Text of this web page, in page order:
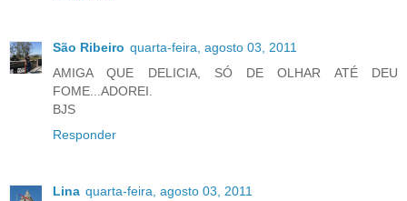
São Ribeiro quarta-feira, agosto 03, 2011
AMIGA QUE DELICIA, SÓ DE OLHAR ATÉ DEU
FOME...ADOREI.
BJS
Responder
Lina quarta-feira, agosto 03, 2011